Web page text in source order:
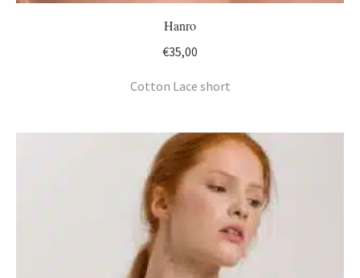
Hanro
€35,00
Cotton Lace short